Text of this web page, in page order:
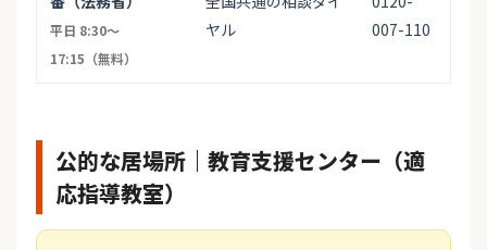
平日 8:30〜
17:15（無料）
ヤル
007-110
公的な居場所｜教育支援センター（適
応指導教室）